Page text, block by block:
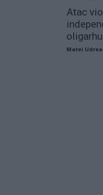
Atac
Matei Udrea